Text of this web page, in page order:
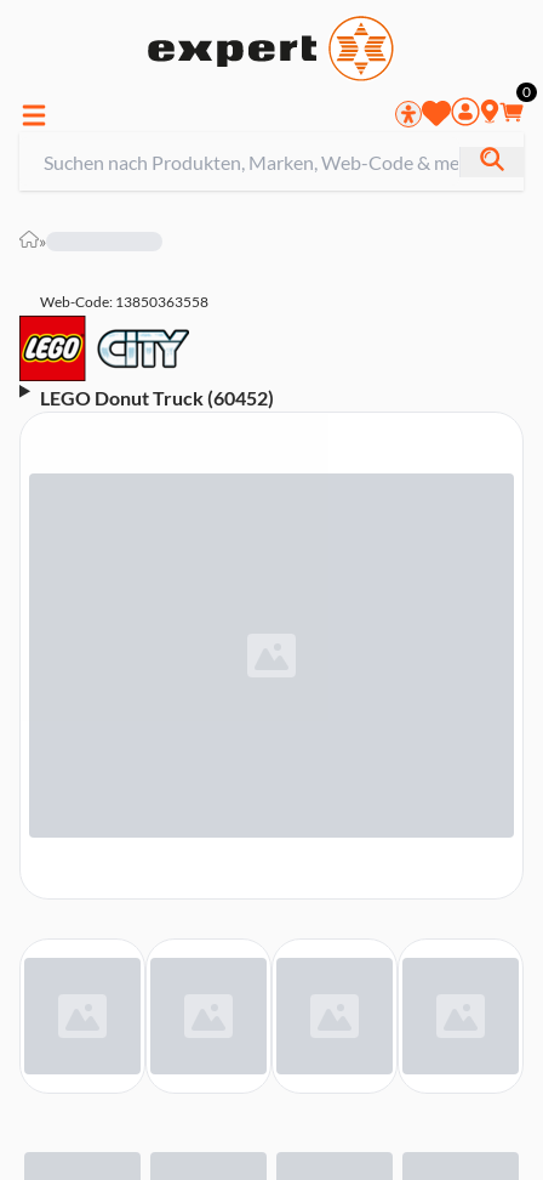
0
»
Web-Code: 13850363558
LEGO Donut Truck (60452)